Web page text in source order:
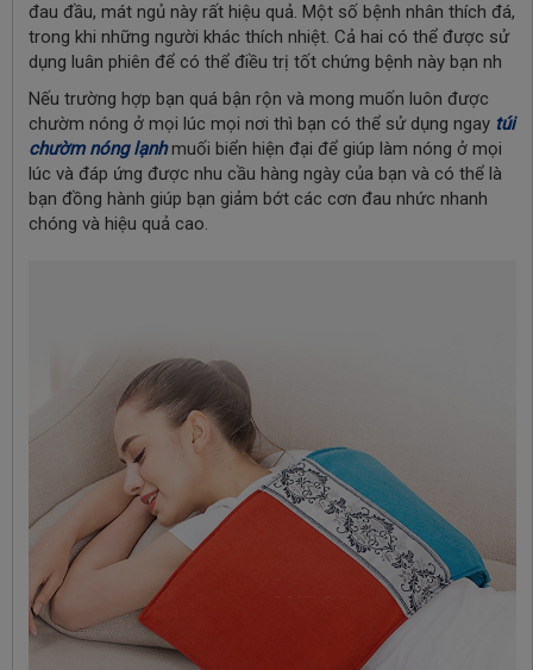
đau đầu, mát ngủ này rất hiệu quả. Một số bệnh nhân thích đá,
trong khi những người khác thích nhiệt. Cả hai có thể được sử
dụng luân phiên để có thể điều trị tốt chứng bệnh này bạn nh
Nếu trường hợp bạn quá bận rộn và mong muốn luôn được
chườm nóng ở mọi lúc mọi nơi thì bạn có thể sử dụng ngay túi
chườm nóng lạnhmuối biển hiện đại để giúp làm nóng ở mọi
lúc và đáp ứng được nhu cầu hàng ngày của bạn và có thể là
bạn đồng hành giúp bạn giảm bớt các cơn đau nhức nhanh
chóng và hiệu quả cao.